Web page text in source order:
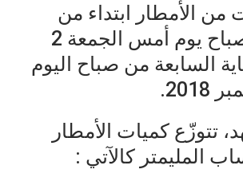
الأمطار ابتداء من
السابعة من صباح يوم أمس الجمعة 2
السابعة من صباح اليوم
تتوزّع كميات الأمطار
المليمتر كالآتي :